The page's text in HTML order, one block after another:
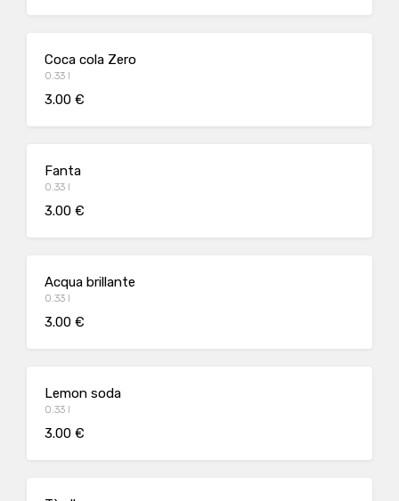
Coca cola Zero
0.33 l
3.00 €
Fanta
0.33 l
3.00 €
Acqua brillante
0.33 l
3.00 €
Lemon soda
0.33 l
3.00 €